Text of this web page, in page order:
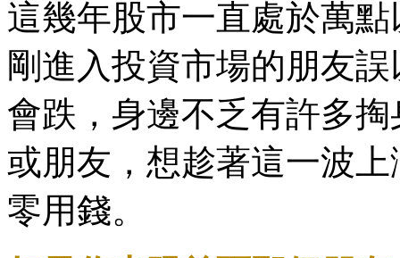
這幾年股市一直處於萬
剛進入投資市場的朋友
會跌，身邊不乏有許多
或朋友，想趁著這一波
零用錢。